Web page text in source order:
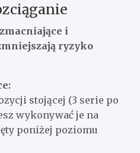
i
ryzyko
stojącej (3 serie po
wykonywać je na
poniżej poziomu